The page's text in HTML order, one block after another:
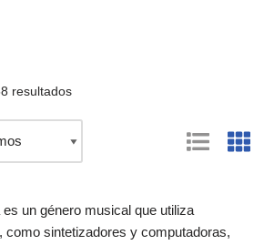
resultados
un género musical que utiliza
como sintetizadores y computadoras,